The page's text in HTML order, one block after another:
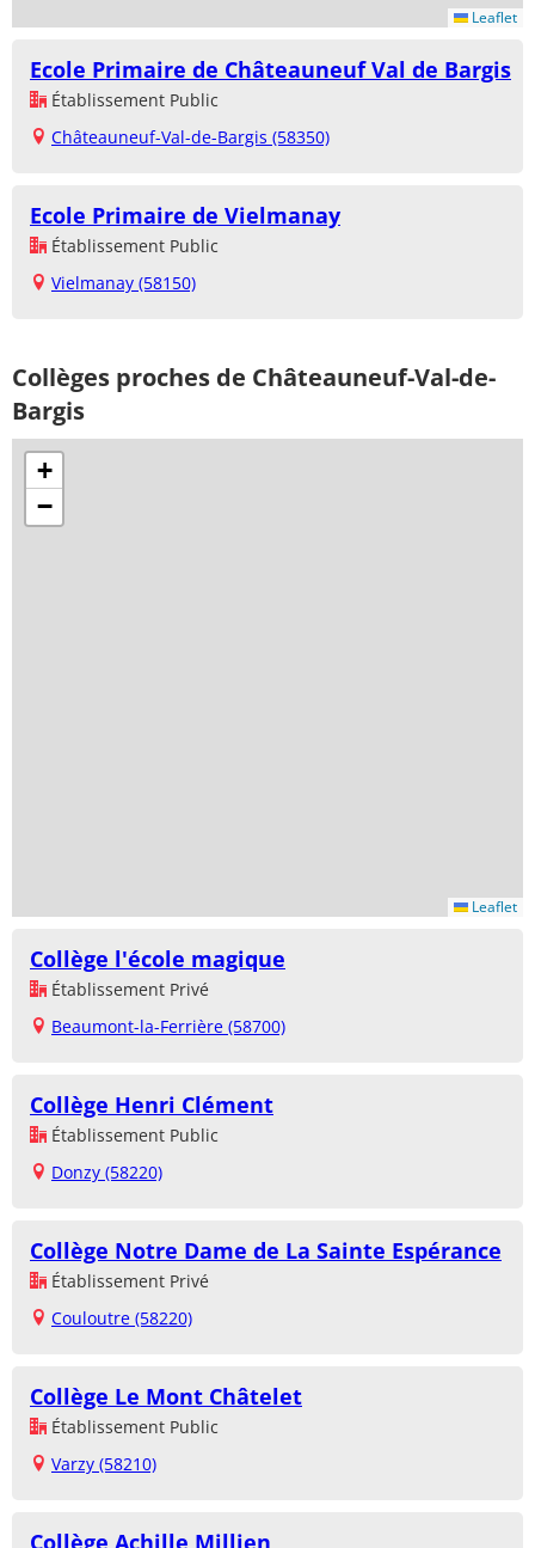
Leaflet
Ecole Primaire de Châteauneuf Val de Bargis
Établissement Public
Châteauneuf-Val-de-Bargis (58350)
Ecole Primaire de Vielmanay
Établissement Public
Vielmanay (58150)
Collèges proches de Châteauneuf-Val-de-
Bargis
+
−
Leaflet
Collège l'école magique
Établissement Privé
Beaumont-la-Ferrière (58700)
Collège Henri Clément
Établissement Public
Donzy (58220)
Collège Notre Dame de La Sainte Espérance
Établissement Privé
Couloutre (58220)
Collège Le Mont Châtelet
Établissement Public
Varzy (58210)
Collège Achille Millien